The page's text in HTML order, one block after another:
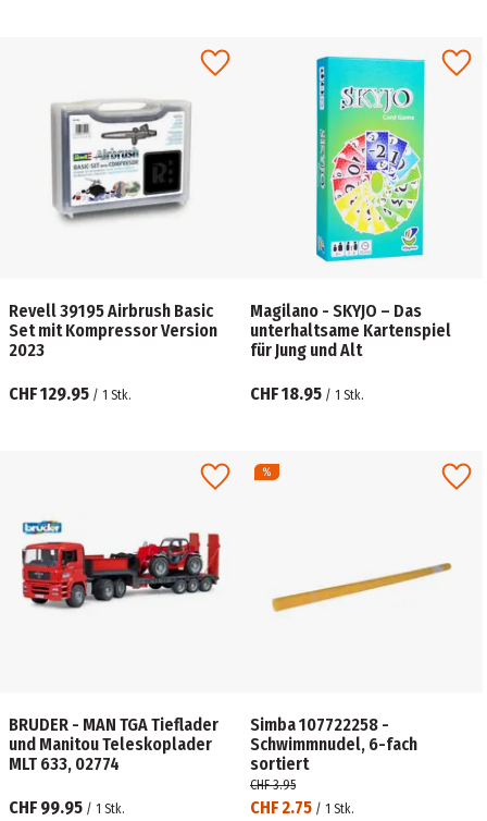
Revell 39195 Airbrush Basic
Set mit Kompressor Version
2023
CHF 129.95 / 1 Stk.
Magilano - SKYJO – Das
unterhaltsame Kartenspiel
für Jung und Alt
CHF 18.95 / 1 Stk.
BRUDER - MAN TGA Tieflader
und Manitou Teleskoplader
MLT 633, 02774
CHF 99.95 / 1 Stk.
Simba 107722258 -
Schwimmnudel, 6-fach
sortiert
CHF 2.75 / 1 Stk.
CHF 3.95